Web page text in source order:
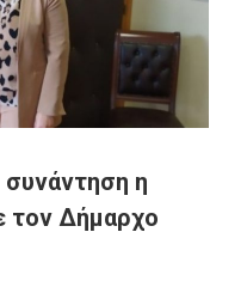
η
τον Δήμαρχο